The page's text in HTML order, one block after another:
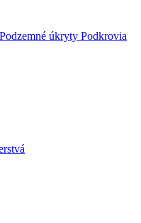
Podzemné úkryty Podkrovia